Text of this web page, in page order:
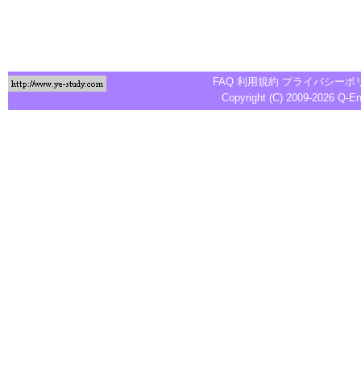
FAQ 利用規約 プライバシーポ
Copyright (C) 2009-2026 Q-